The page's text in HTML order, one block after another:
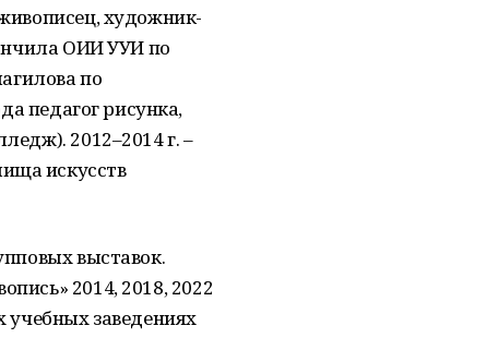
художник-
ОИИ УУИ по
по
педагог рисунка,
2012–2014 г. –
искусств
выставок.
2014, 2018, 2022
заведениях